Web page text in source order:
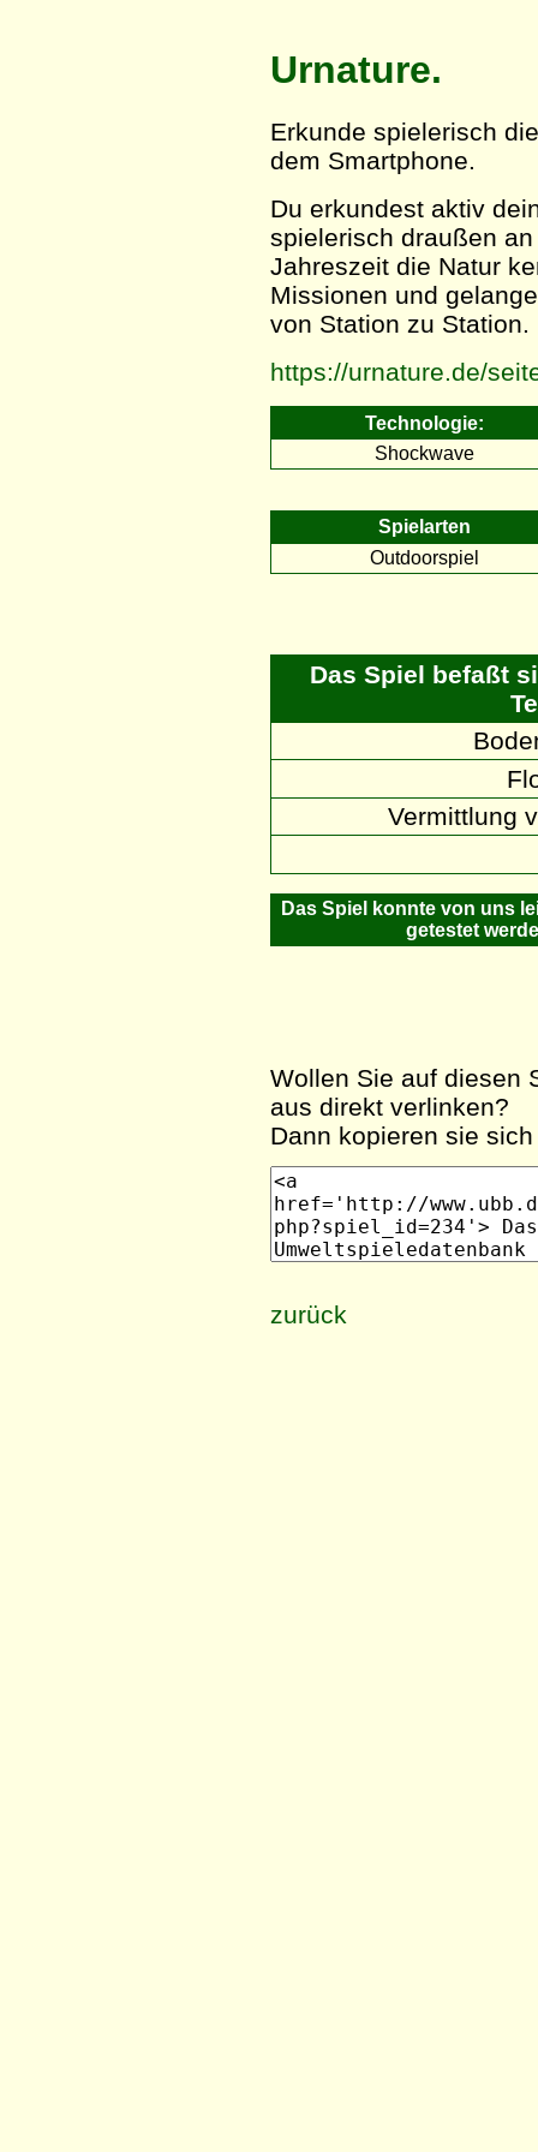
Urnature.
Erkunde spielerisch
dem Smartphone.
Du erkundest aktiv
spielerisch draußen
Jahreszeit die Natur
Missionen und
von Station zu Station.
https://urnature.de/
Technologie:
Shockwave
Spielarten
Outdoorspiel
Das Spiel befaßt
Vermittlung
Das Spiel konnte von uns
getestet
Wollen Sie auf diesen
aus direkt verlinken?
Dann kopieren sie
zurück